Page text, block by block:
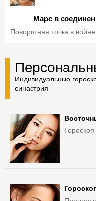
Марс в
Поворотная точка в войне
Индивидуальные
синастрия